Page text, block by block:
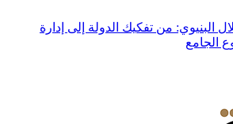
البنيوي: من تفكيك الدولة إلى إدارة
الجامع